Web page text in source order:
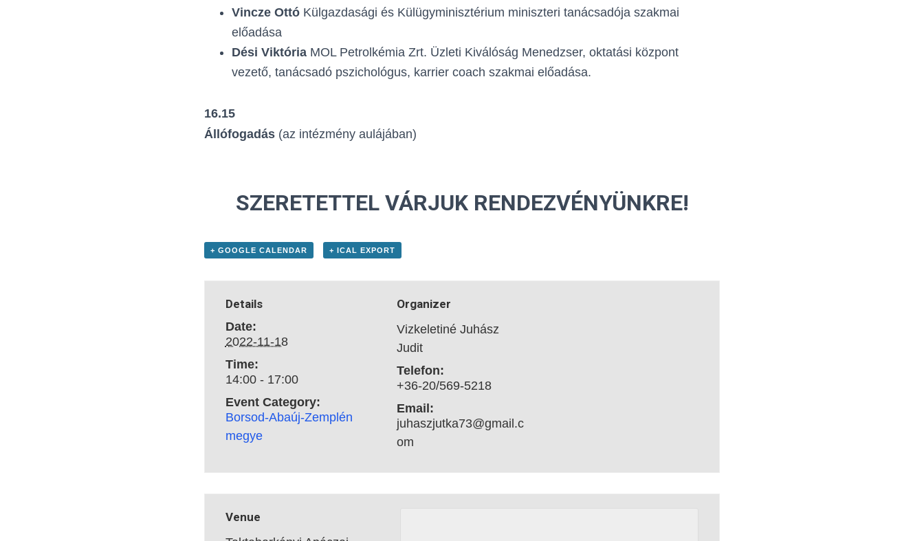
Vincze Ottó Külgazdasági és Külügyminisztérium miniszteri tanácsadója szakmai
előadása
Dési Viktória MOL Petrolkémia Zrt. Üzleti Kiválóság Menedzser, oktatási központ
vezető, tanácsadó pszichológus, karrier coach szakmai előadása.
16.15
Állófogadás (az intézmény aulájában)
SZERETETTEL VÁRJUK RENDEZVÉNYÜNKRE!
+ GOOGLE CALENDAR + ICAL EXPORT
Details
Date:
2022-11-18
Time:
14:00 - 17:00
Event Category:
Borsod-Abaúj-Zemplén
megye
Organizer
Vizkeletiné Juhász
Judit
Telefon:
+36-20/569-5218
Email:
juhaszjutka73@gmail.c
om
Venue